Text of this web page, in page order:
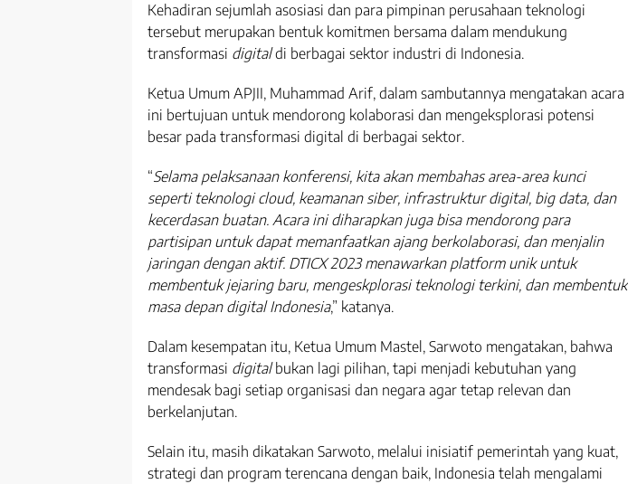
Kehadiran sejumlah asosiasi dan para pimpinan perusahaan teknologi
tersebut merupakan bentuk komitmen bersama dalam mendukung
transformasi digitaldi berbagai sektor industri di Indonesia.
Ketua Umum APJII, Muhammad Arif, dalam sambutannya mengatakan acara
ini bertujuan untuk mendorong kolaborasi dan mengeksplorasi potensi
besar pada transformasi digital di berbagai sektor.
“Selama pelaksanaan konferensi, kita akan membahas area-area kunci
seperti teknologi cloud, keamanan siber, infrastruktur digital, big data, dan
kecerdasan buatan. Acara ini diharapkan juga bisa mendorong para
partisipan untuk dapat memanfaatkan ajang berkolaborasi, dan menjalin
jaringan dengan aktif. DTICX 2023 menawarkan platform unik untuk
membentuk jejaring baru, mengeskplorasi teknologi terkini, dan membentuk
masa depan digital Indonesia,” katanya.
Dalam kesempatan itu, Ketua Umum Mastel, Sarwoto mengatakan, bahwa
transformasi digitalbukan lagi pilihan, tapi menjadi kebutuhan yang
mendesak bagi setiap organisasi dan negara agar tetap relevan dan
berkelanjutan.
Selain itu, masih dikatakan Sarwoto, melalui inisiatif pemerintah yang kuat,
strategi dan program terencana dengan baik, Indonesia telah mengalami